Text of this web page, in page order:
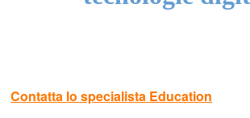
Contatta lo specialista Education